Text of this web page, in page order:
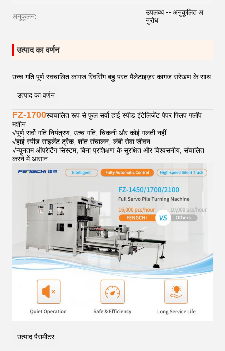
अनुकूलन:
उपलब्ध -- अनुकूलित अ
नुरोध
उत्पाद का वर्णन
उच्च गति पूर्ण स्वचालित कागज रिवर्सिंग बहु परत पैलेटाइज़र कागज संरेखण के साथ
उत्पाद का वर्णन
FZ-1700स्वचालित रूप से फुल सर्वो हाई स्पीड इंटेलिजेंट पेपर फ्लिप फ्लॉप
मशीन
√पूर्ण सर्वो गति नियंत्रण, उच्च गति, चिकनी और कोई गलती नहीं
√हाई स्पीड साइलेंट ट्रैक, शांत संचालन, लंबी सेवा जीवन
√न्यूनतम ऑपरेटिंग सिस्टम, बिना प्रशिक्षण के सुरक्षित और विश्वसनीय, संचालित
करने में आसान
उत्पाद पैरामीटर